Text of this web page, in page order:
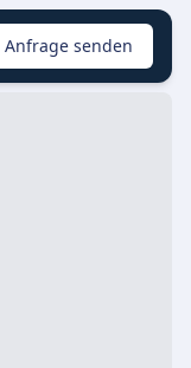
Anfrage senden